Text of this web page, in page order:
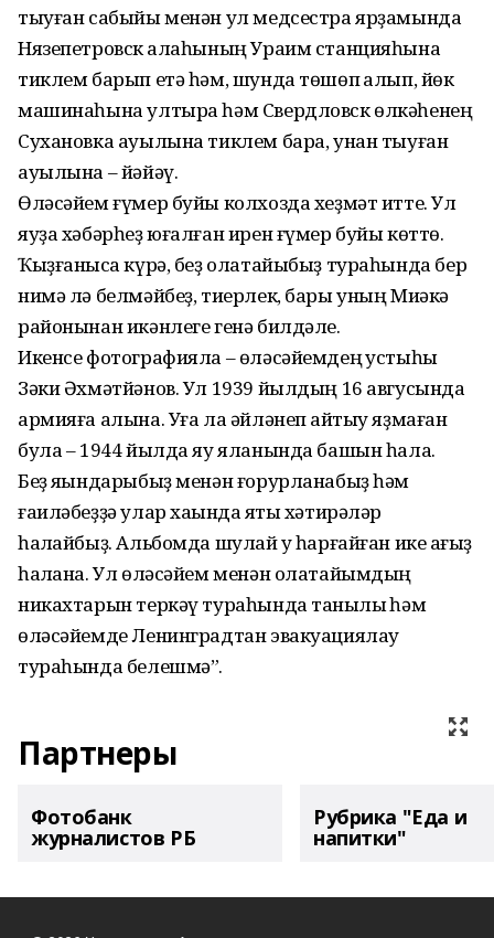
тыуған сабыйы менән ул медсестра ярҙамында
Нязепетровск ҡалаһының Ураим станцияһына
тиклем барып етә һәм, шунда төшөп ҡалып, йөк
машинаһына ултыра һәм Свердловск өлкәһенең
Сухановка ауылына тиклем бара, унан тыуған
ауылына – йәйәү.
Өләсәйем ғүмер буйы колхозда хеҙмәт итте. Ул
яуҙа хәбәрһеҙ юғалған ирен ғүмер буйы көттө.
Ҡыҙғанысҡа күрә, беҙ олатайыбыҙ тураһында бер
нимә лә белмәйбеҙ, тиерлек, бары уның Миәкә
районынан икәнлеге генә билдәле.
Икенсе фотографияла – өләсәйемдең ҡустыһы
Зәки Әхмәтйәнов. Ул 1939 йылдың 16 авгусында
армияға алына. Уға ла әйләнеп ҡайтыу яҙмаған
була – 1944 йылда яу яланында башын һала.
Беҙ яҡындарыбыҙ менән ғорурланабыҙ һәм
ғаиләбеҙҙә улар хаҡында яҡты хәтирәләр
һаҡлайбыҙ. Альбомда шулай уҡ һарғайған ике ҡағыҙ
һаҡлана. Ул өләсәйем менән олатайымдың
никахтарын теркәү тураһында таныҡлыҡ һәм
өләсәйемде Ленинградтан эвакуациялау
тураһында белешмә”.
Партнеры
Фотобанк
журналистов РБ
Рубрика "Еда и
напитки"